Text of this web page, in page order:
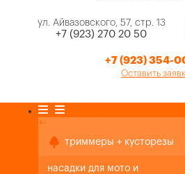
ул. Айвазовского, 57, стр. 13
+7 (923) 270 20 50
+7 (923) 354-
Оставить
+-
триммеры + кусторезы
насадки для мото и